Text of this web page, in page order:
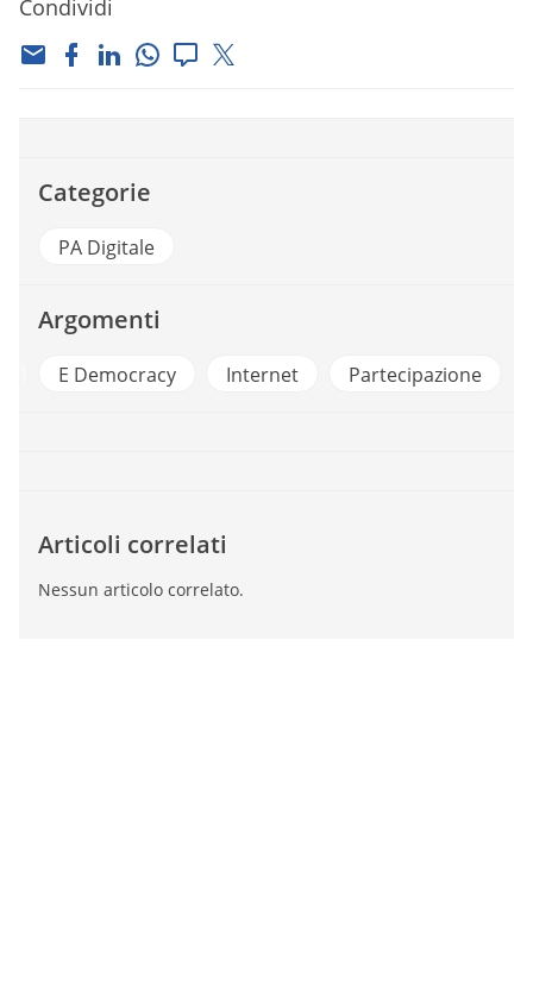
Condividi
Categorie
PA Digitale
Argomenti
E Democracy Internet Partecipazione
Articoli correlati
Nessun articolo correlato.